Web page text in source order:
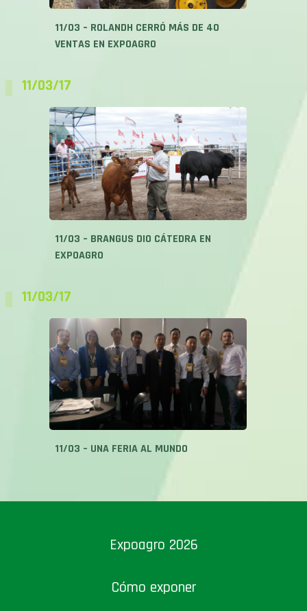
11/03 – ROLANDH CERRÓ MÁS DE 40
VENTAS EN EXPOAGRO
11/03/17
11/03 – BRANGUS DIO CÁTEDRA EN
EXPOAGRO
11/03/17
11/03 – UNA FERIA AL MUNDO
Expoagro 2026
Cómo exponer